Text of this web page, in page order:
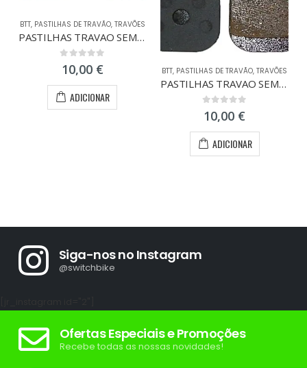
BTT, PASTILHAS DE TRAVÃO, TRAVÕES
PASTILHAS TRAVAO SEMI-METAL FORMULA B4
0out of 5
10,00 €
ADICIONAR
BTT, PASTILHAS DE TRAVÃO,TRAVÕES
PASTILHAS TRAVAO SEMI-METAL TEKTRO IO
0out of 5
10,00 €
ADICIONAR
Siga-nos no Instagram
@switchbike
Ofertas Especiais e Promoções
Recebe todas as nossas novidades!